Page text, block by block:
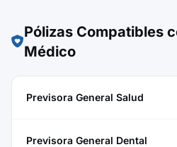
Pólizas Compatibles
Médico
Previsora General Salud
Previsora General Dental